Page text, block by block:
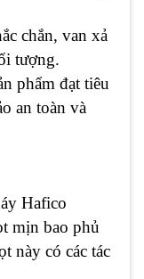
chắn, van xả
tượng.
phẩm đạt tiêu
an toàn và
Hafico
mịn bao phủ
này có các tác